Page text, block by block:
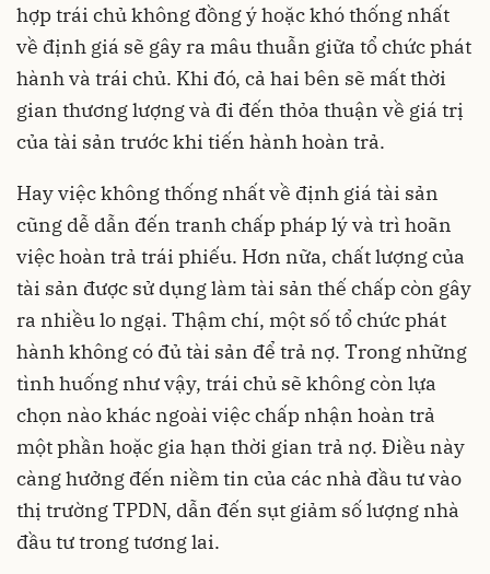
hợp trái chủ không đồng ý hoặc khó thống nhất
về định giá sẽ gây ra mâu thuẫn giữa tổ chức phát
hành và trái chủ. Khi đó, cả hai bên sẽ mất thời
gian thương lượng và đi đến thỏa thuận về giá trị
của tài sản trước khi tiến hành hoàn trả.
Hay việc không thống nhất về định giá tài sản
cũng dễ dẫn đến tranh chấp pháp lý và trì hoãn
việc hoàn trả trái phiếu. Hơn nữa, chất lượng của
tài sản được sử dụng làm tài sản thế chấp còn gây
ra nhiều lo ngại. Thậm chí, một số tổ chức phát
hành không có đủ tài sản để trả nợ. Trong những
tình huống như vậy, trái chủ sẽ không còn lựa
chọn nào khác ngoài việc chấp nhận hoàn trả
một phần hoặc gia hạn thời gian trả nợ. Điều này
càng hưởng đến niềm tin của các nhà đầu tư vào
thị trường TPDN, dẫn đến sụt giảm số lượng nhà
đầu tư trong tương lai.